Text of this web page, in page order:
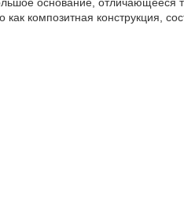
композитная конструкция,